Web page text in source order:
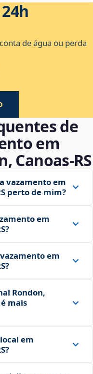
de água ou perda
de
em
Canoas‑RS
vazamento em
perto de mim?
em
em
Rondon,
mais
em